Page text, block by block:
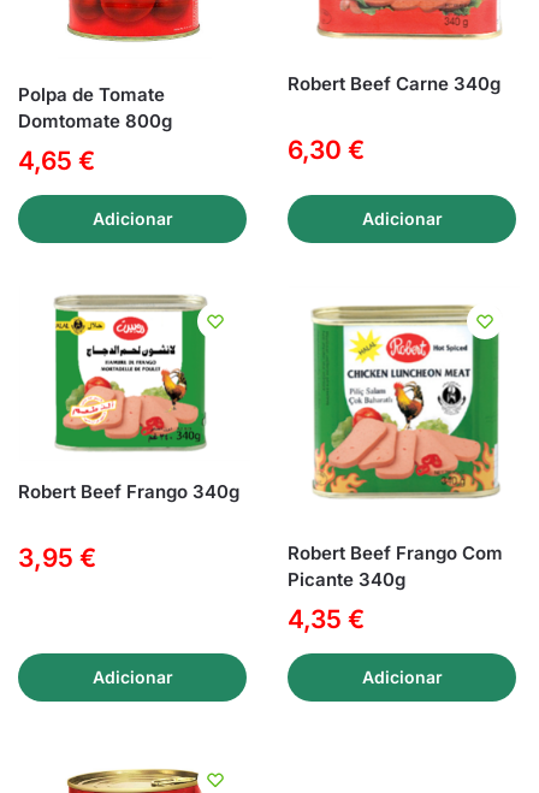
Polpa de Tomate
Domtomate 800g
4,65 €
Adicionar
Robert Beef Carne 340g
6,30 €
Adicionar
Robert Beef Frango 340g
3,95 €
Adicionar
Robert Beef Frango Com
Picante 340g
4,35 €
Adicionar